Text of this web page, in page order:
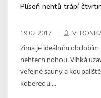
Plíseň nehtů trápí
19.02.2017
Zima je ideálním
nehtech nohou. Vlhká
veřejné sauny a
koberec u ...